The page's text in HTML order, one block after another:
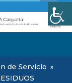
de Servicio »